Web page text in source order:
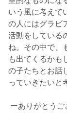
いう風に考えて
の人にはグラビ
活動をしている
ね。その中で、
も出てくるかも
の子たちとお話
っていきたいと
ーありがとう